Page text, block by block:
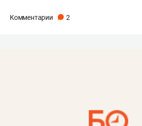
Комментарии 2